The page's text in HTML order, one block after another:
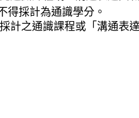
得採計為通識學分。
計之通識課程或「溝通表